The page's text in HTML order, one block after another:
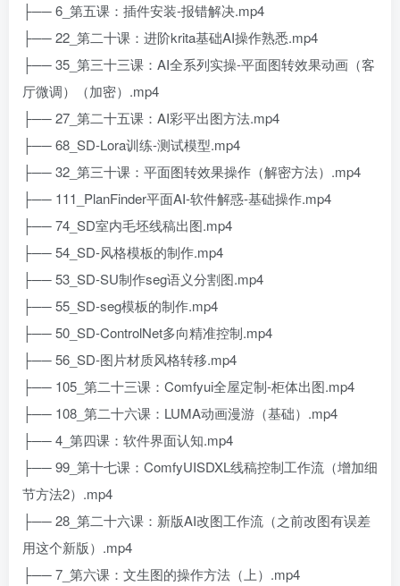
├── 6_第五课：插件安装-报错解决.mp4
├── 22_第二十课：进阶krita基础AI操作熟悉.mp4
├── 35_第三十三课：AI全系列实操-平面图转效果动画（客
厅微调）（加密）.mp4
├── 27_第二十五课：AI彩平出图方法.mp4
├── 68_SD-Lora训练-测试模型.mp4
├── 32_第三十课：平面图转效果操作（解密方法）.mp4
├── 111_PlanFinder平面AI-软件解惑-基础操作.mp4
├── 74_SD室内毛坯线稿出图.mp4
├── 54_SD-风格模板的制作.mp4
├── 53_SD-SU制作seg语义分割图.mp4
├── 55_SD-seg模板的制作.mp4
├── 50_SD-ControlNet多向精准控制.mp4
├── 56_SD-图片材质风格转移.mp4
├── 105_第二十三课：Comfyui全屋定制-柜体出图.mp4
├── 108_第二十六课：LUMA动画漫游（基础）.mp4
├── 4_第四课：软件界面认知.mp4
├── 99_第十七课：ComfyUISDXL线稿控制工作流（增加细
节方法2）.mp4
├── 28_第二十六课：新版AI改图工作流（之前改图有误差
用这个新版）.mp4
├── 7_第六课：文生图的操作方法（上）.mp4